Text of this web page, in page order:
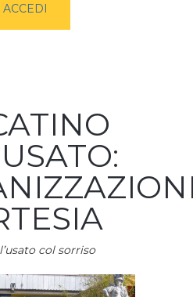
ACCEDI
col sorriso